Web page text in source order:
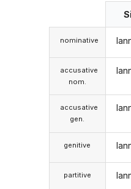
nominative
accusative
nom.
accusative
gen.
genitive
partitive